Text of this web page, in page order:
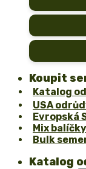
Koupit
Katalog
USA
Evropská
Mix balíčky
Bulk
Katalog